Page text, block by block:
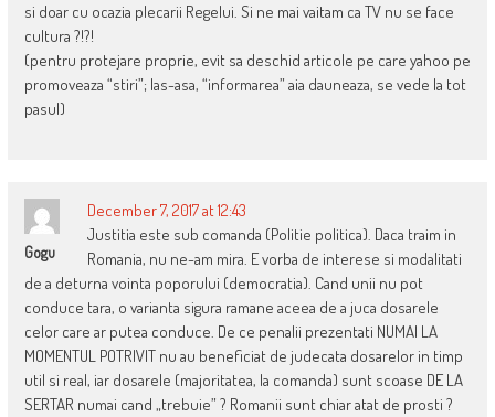
si doar cu ocazia plecarii Regelui. Si ne mai vaitam ca TV nu se face
cultura ?!?!
(pentru protejare proprie, evit sa deschid articole pe care yahoo pe
promoveaza “stiri”; las-asa, “informarea” aia dauneaza, se vede la tot
pasul)
Gogu
December 7, 2017 at 12:43
Justitia este sub comanda (Politie politica). Daca traim in
Romania, nu ne-am mira. E vorba de interese si modalitati
de a deturna vointa poporului (democratia). Cand unii nu pot
conduce tara, o varianta sigura ramane aceea de a juca dosarele
celor care ar putea conduce. De ce penalii prezentati NUMAI LA
MOMENTUL POTRIVIT nu au beneficiat de judecata dosarelor in timp
util si real, iar dosarele (majoritatea, la comanda) sunt scoase DE LA
SERTAR numai cand „trebuie” ? Romanii sunt chiar atat de prosti ?